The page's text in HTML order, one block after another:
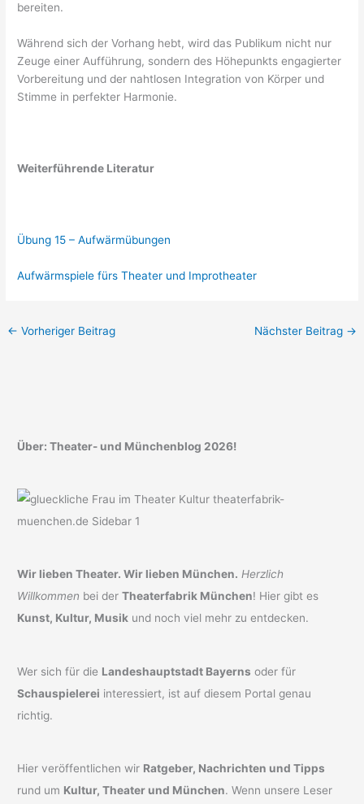
bereiten.
Während sich der Vorhang hebt, wird das Publikum nicht nur
Zeuge einer Aufführung, sondern des Höhepunkts engagierter
Vorbereitung und der nahtlosen Integration von Körper und
Stimme in perfekter Harmonie.
Weiterführende Literatur
Übung 15 – Aufwärmübungen
Aufwärmspiele fürs Theater und Improtheater
← Vorheriger Beitrag Nächster Beitrag →
Über: Theater- und Münchenblog 2026!
Wir lieben Theater. Wir lieben München. Herzlich
Willkommen bei derTheaterfabrik München! Hier gibt es
Kunst, Kultur, Musik und noch viel mehr zu entdecken.
Wer sich für die Landeshauptstadt Bayerns oder für
Schauspielerei interessiert, ist auf diesem Portal genau
richtig.
Hier veröffentlichen wir Ratgeber, Nachrichten und Tipps
rund um Kultur, Theater und München. Wenn unsere Leser